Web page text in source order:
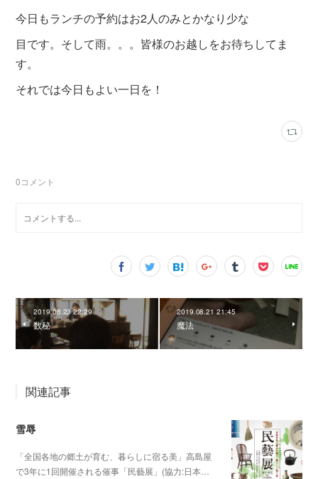
今日もランチの予約はお2人のみとかなり少な
目です。そして雨。。。皆様のお越しをお待ちしてま
す。
それでは今日もよい一日を！
0コメント
2019.08.23 22:29
数秘
2019.08.21 21:45
魔法
関連記事
雪辱
「全国各地の郷土が育む、暮らしに宿る美」高島屋
で3年に1回開催される催事「民藝展」(協力:日本…